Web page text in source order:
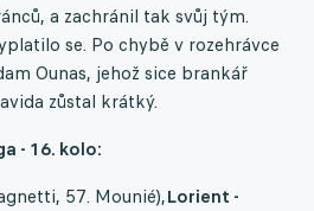
a zachránil tak svůj tým.
se. Po chybě v rozehrávce
Ounas, jehož sice brankář
zůstal krátký.
- 16. kolo:
57. Mounié),Lorient -